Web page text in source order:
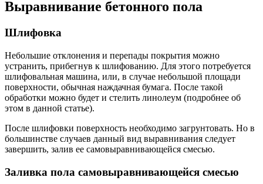
Выравнивание бетонного пола
Шлифовка
Небольшие отклонения и перепады покрытия можно
устранить, прибегнув к шлифованию. Для этого потребуется
шлифовальная машина, или, в случае небольшой площади
поверхности, обычная наждачная бумага. После такой
обработки можно будет и стелить линолеум (подробнее об
этом в данной статье).
После шлифовки поверхность необходимо загрунтовать. Но в
большинстве случаев данный вид выравнивания следует
завершить, залив ее самовыравнивающейся смесью.
Заливка пола самовыравнивающейся смесью